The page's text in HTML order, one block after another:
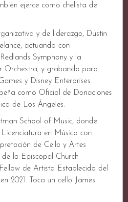
ejerce como chelista de
y de liderazgo, Dustin
actuando con
Symphony y la
Orchestra, y grabando para
y Disney Enterprises.
como Oficial de Donaciones
de Los Ángeles.
School of Music, donde
en Música con
de Cello y Artes
de la Episcopal Church
de Artista Establecido del
2021. Toca un cello James